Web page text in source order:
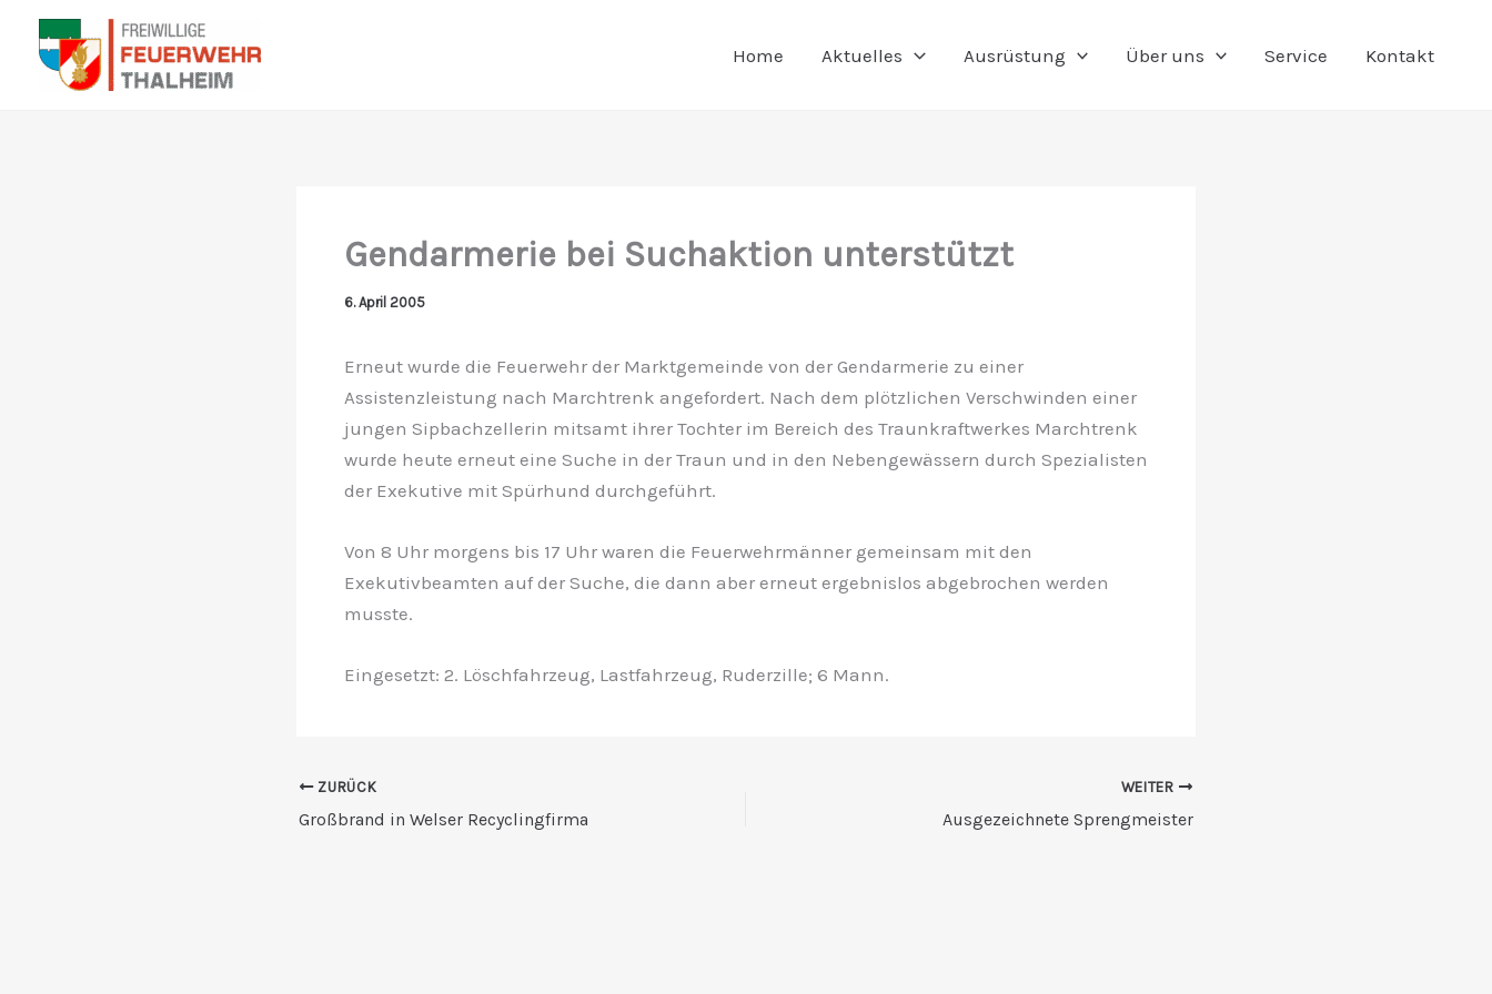
Zum
Inhalt
springen
Home Aktuelles Ausrüstung Über uns Service Kontakt
Gendarmerie bei Suchaktion unterstützt
6. April 2005
Erneut wurde die Feuerwehr der Marktgemeinde von der Gendarmerie zu einer
Assistenzleistung nach Marchtrenk angefordert. Nach dem plötzlichen Verschwinden einer
jungen Sipbachzellerin mitsamt ihrer Tochter im Bereich des Traunkraftwerkes Marchtrenk
wurde heute erneut eine Suche in der Traun und in den Nebengewässern durch Spezialisten
der Exekutive mit Spürhund durchgeführt.
Von 8 Uhr morgens bis 17 Uhr waren die Feuerwehrmänner gemeinsam mit den
Exekutivbeamten auf der Suche, die dann aber erneut ergebnislos abgebrochen werden
musste.
Eingesetzt: 2. Löschfahrzeug, Lastfahrzeug, Ruderzille; 6 Mann.
ZURÜCK
Großbrand in Welser Recyclingfirma
WEITER
Ausgezeichnete Sprengmeister